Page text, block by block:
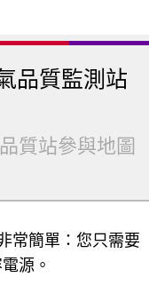
品質監測站
質站參與地圖
常簡單：您只需要
源。